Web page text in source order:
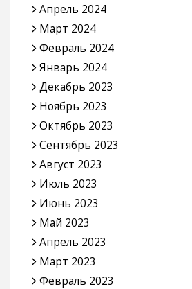
Апрель 2024
Март 2024
Февраль 2024
Январь 2024
Декабрь 2023
Ноябрь 2023
Октябрь 2023
Сентябрь 2023
Август 2023
Июль 2023
Июнь 2023
Май 2023
Апрель 2023
Март 2023
Февраль 2023